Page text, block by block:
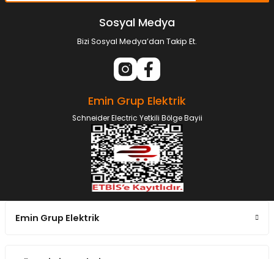
Sosyal Medya
Bizi Sosyal Medya’dan Takip Et.
Emin Grup Elektrik
Schneider Electric Yetkili Bölge Bayii
Emin Grup Elektrik